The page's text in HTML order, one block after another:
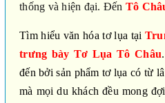
thống và hiện đại. Đến Tô
Tìm hiểu văn hóa tơ lụa tại
trưng bày Tơ Lụa Tô Châu
đến bởi sản phẩm tơ lụa có từ
mà mọi du khách đều mong